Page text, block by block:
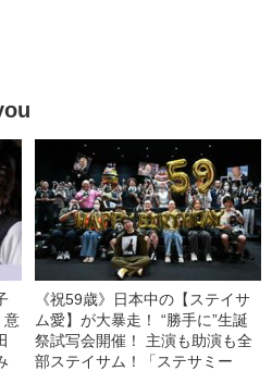
意
《祝59歳》日本中の【ステイサ
ム愛】が大暴走！ “勝手に”生誕
祭試写会開催！ 主演も助演も全
部ステイサム！「ステサミー